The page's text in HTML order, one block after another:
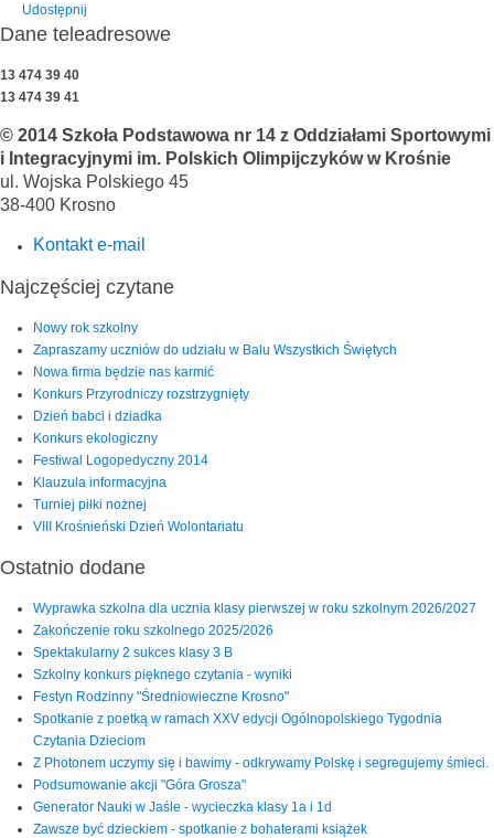
Udostępnij
Dane teleadresowe
13 474 39 40
13 474 39 41
© 2014 Szkoła Podstawowa nr 14 z Oddziałami Sportowymi
i Integracyjnymi im. Polskich Olimpijczyków w Krośnie
ul. Wojska Polskiego 45
38-400 Krosno
Kontakt e-mail
Najczęściej czytane
Nowy rok szkolny
Zapraszamy uczniów do udziału w Balu Wszystkich Świętych
Nowa firma będzie nas karmić
Konkurs Przyrodniczy rozstrzygnięty
Dzień babci i dziadka
Konkurs ekologiczny
Festiwal Logopedyczny 2014
Klauzula informacyjna
Turniej piłki nożnej
VIII Krośnieński Dzień Wolontariatu
Ostatnio dodane
Wyprawka szkolna dla ucznia klasy pierwszej w roku szkolnym 2026/2027
Zakończenie roku szkolnego 2025/2026
Spektakularny 2 sukces klasy 3 B
Szkolny konkurs pięknego czytania - wyniki
Festyn Rodzinny "Średniowieczne Krosno"
Spotkanie z poetką w ramach XXV edycji Ogólnopolskiego Tygodnia
Czytania Dzieciom
Z Photonem uczymy się i bawimy - odkrywamy Polskę i segregujemy śmieci.
Podsumowanie akcji "Góra Grosza"
Generator Nauki w Jaśle - wycieczka klasy 1a i 1d
Zawsze być dzieckiem - spotkanie z bohaterami książek